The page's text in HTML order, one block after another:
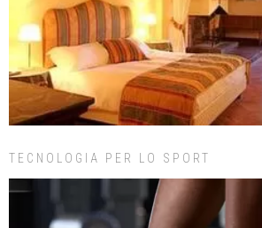
TECNOLOGIA PER LO SPORT